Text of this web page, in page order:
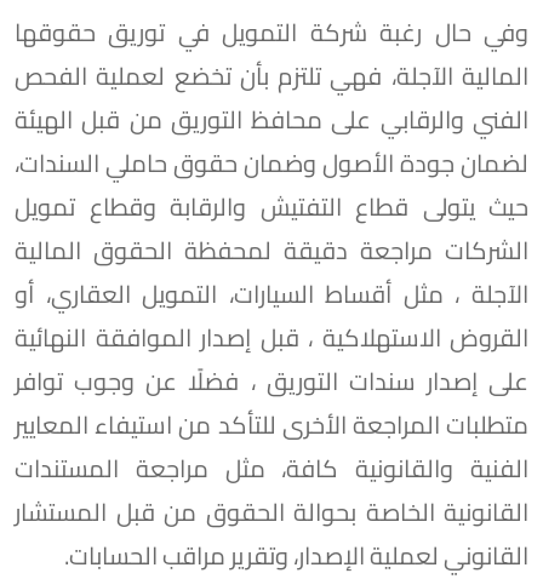
وفي حال رغبة شركة التمويل في توريق حقوقها
المالية الآجلة، فهي تلتزم بأن تخضع لعملية الفحص
الفني والرقابي على محافظ التوريق من قبل الهيئة
لضمان جودة الأصول وضمان حقوق حاملي السندات،
حيث يتولى قطاع التفتيش والرقابة وقطاع تمويل
الشركات مراجعة دقيقة لمحفظة الحقوق المالية
الآجلة ، مثل أقساط السيارات، التمويل العقاري، أو
القروض الاستهلاكية ، قبل إصدار الموافقة النهائية
على إصدار سندات التوريق ، فضلًا عن وجوب توافر
متطلبات المراجعة الأخرى للتأكد من استيفاء المعايير
الفنية والقانونية كافة، مثل مراجعة المستندات
القانونية الخاصة بحوالة الحقوق من قبل المستشار
القانوني لعملية الإصدار، وتقرير مراقب الحسابات.